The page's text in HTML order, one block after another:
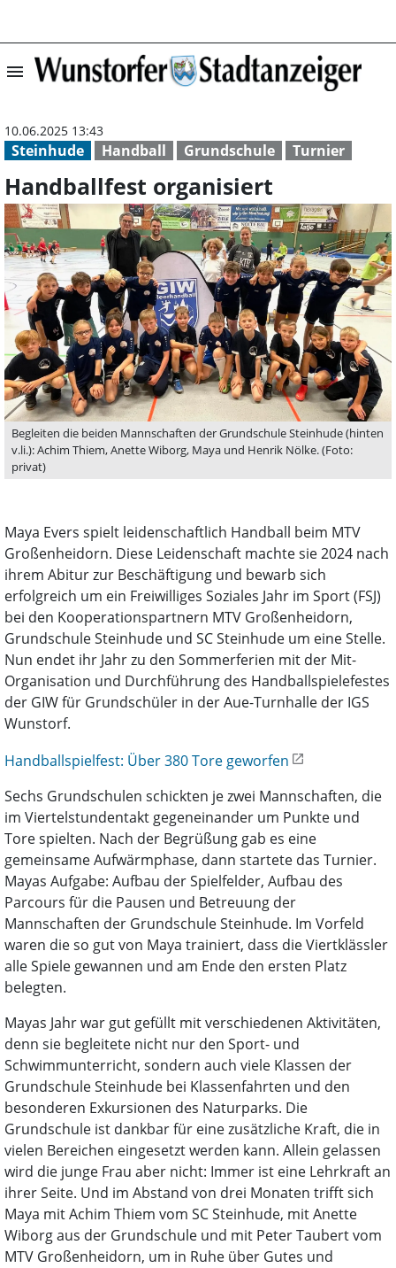
menu Handballfest
Steinhude Handball Grundschule Turnier
10.06.2025 13:43
Handballfest organisiert
Begleiten die beiden Mannschaften der Grundschule Steinhude (hinten
v.li.): Achim Thiem, Anette Wiborg, Maya und Henrik Nölke. (Foto:
privat)
Maya Evers spielt leidenschaftlich Handball beim MTV
Großenheidorn. Diese Leidenschaft machte sie 2024 nach
ihrem Abitur zur Beschäftigung und bewarb sich
erfolgreich um ein Freiwilliges Soziales Jahr im Sport (FSJ)
bei den Kooperationspartnern MTV Großenheidorn,
Grundschule Steinhude und SC Steinhude um eine Stelle.
Nun endet ihr Jahr zu den Sommerferien mit der Mit-
Organisation und Durchführung des Handballspielefestes
der GIW für Grundschüler in der Aue-Turnhalle der IGS
Wunstorf.
Handballspielfest: Über 380 Tore geworfen
Sechs Grundschulen schickten je zwei Mannschaften, die
im Viertelstundentakt gegeneinander um Punkte und
Tore spielten. Nach der Begrüßung gab es eine
gemeinsame Aufwärmphase, dann startete das Turnier.
Mayas Aufgabe: Aufbau der Spielfelder, Aufbau des
Parcours für die Pausen und Betreuung der
Mannschaften der Grundschule Steinhude. Im Vorfeld
waren die so gut von Maya trainiert, dass die Viertklässler
alle Spiele gewannen und am Ende den ersten Platz
belegten.
Mayas Jahr war gut gefüllt mit verschiedenen Aktivitäten,
denn sie begleitete nicht nur den Sport- und
Schwimmunterricht, sondern auch viele Klassen der
Grundschule Steinhude bei Klassenfahrten und den
besonderen Exkursionen des Naturparks. Die
Grundschule ist dankbar für eine zusätzliche Kraft, die in
vielen Bereichen eingesetzt werden kann. Allein gelassen
wird die junge Frau aber nicht: Immer ist eine Lehrkraft an
ihrer Seite. Und im Abstand von drei Monaten trifft sich
Maya mit Achim Thiem vom SC Steinhude, mit Anette
Wiborg aus der Grundschule und mit Peter Taubert vom
MTV Großenheidorn, um in Ruhe über Gutes und